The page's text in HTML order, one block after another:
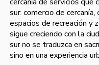
sur: comercio de
espacios de recreación y
sigue creciendo con la
sur no se traduzca en
sino en una experiencia